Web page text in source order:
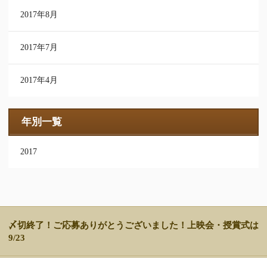
2017年8月
2017年7月
2017年4月
年別一覧
2017
〆切終了！ご応募ありがとうございました！上映会・授賞式は
9/23